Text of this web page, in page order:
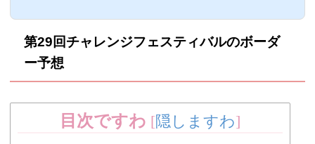
順位が決まるのですが、どのように上位を
合計値の目安はどれくらいなのか？アレン
イベントSCOREランキングについてで
たりの合計のSCORE...
第29回チャレンジフェスティバルのボーダ
ー予想
目次ですわ [隠しますわ]